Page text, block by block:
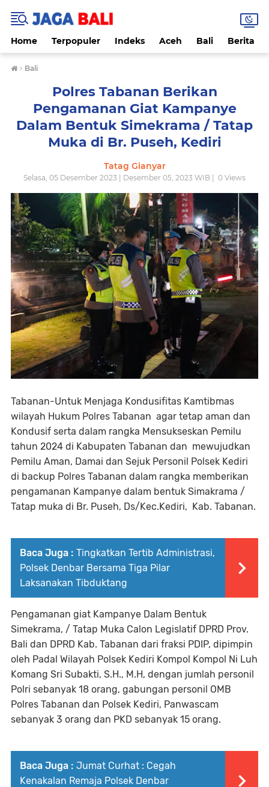
Home Terpopuler Indeks Aceh Bali Berita
› Bali
Polres Tabanan Berikan
Pengamanan Giat Kampanye
Dalam Bentuk Simekrama / Tatap
Muka di Br. Puseh, Kediri
Tatag Gianyar
Selasa, 05 Desember 2023 | Desember 05, 2023 WIB | 0 Views
Tabanan-Untuk Menjaga Kondusifitas Kamtibmas
wilayah Hukum Polres Tabanan agar tetap aman dan
Kondusif serta dalam rangka Mensukseskan Pemilu
tahun 2024 di Kabupaten Tabanan dan mewujudkan
Pemilu Aman, Damai dan Sejuk Personil Polsek Kediri
di backup Polres Tabanan dalam rangka memberikan
pengamanan Kampanye dalam bentuk Simakrama /
Tatap muka di Br. Puseh, Ds/Kec.Kediri, Kab. Tabanan.
Baca Juga : Tingkatkan Tertib Administrasi,
Polsek Denbar Bersama Tiga Pilar
Laksanakan Tibduktang
Pengamanan giat Kampanye Dalam Bentuk
Simekrama, / Tatap Muka Calon Legislatif DPRD Prov.
Bali dan DPRD Kab. Tabanan dari fraksi PDIP, dipimpin
oleh Padal Wilayah Polsek Kediri Kompol Kompol Ni Luh
Komang Sri Subakti, S.H., M.H, dengan jumlah personil
Polri sebanyak 18 orang, gabungan personil OMB
Polres Tabanan dan Polsek Kediri, Panwascam
sebanyak 3 orang dan PKD sebanyak 15 orang.
Baca Juga : Jumat Curhat : Cegah
Kenakalan Remaja Polsek Denbar